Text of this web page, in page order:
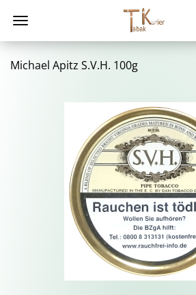
Mi­cha­el Apitz S.V.H. 100g